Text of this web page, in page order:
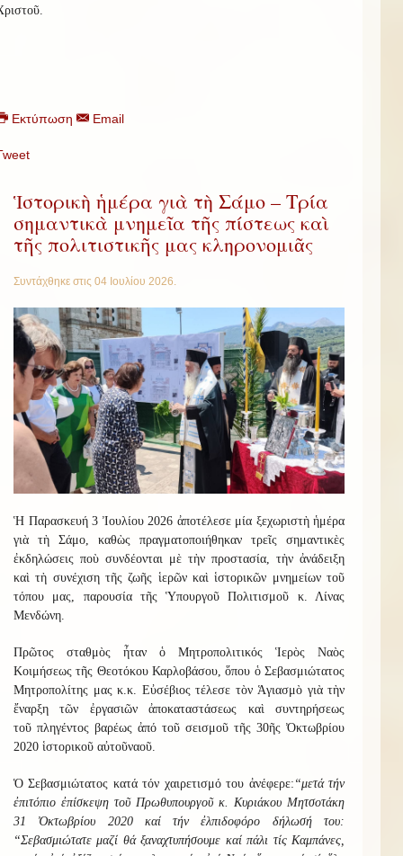
Εκτύπωση Email
Ἱστορικὴ ἡμέρα γιὰ τὴ Σάμο – Τρία
σημαντικὰ μνημεῖα τῆς πίστεως καὶ
τῆς πολιτιστικῆς μας κληρονομιᾶς
Συντάχθηκε στις 04 Ιουλίου 2026.
Ἡ Παρασκευή 3 Ἰουλίου 2026 ἀποτέλεσε μία ξεχωριστὴ ἡμέρα
γιὰ τὴ Σάμο, καθὼς πραγματοποιήθηκαν τρεῖς σημαντικὲς
ἐκδηλώσεις ποὺ συνδέονται μὲ τὴν προστασία, τὴν ἀνάδειξη
καὶ τὴ συνέχιση τῆς ζωῆς ἱερῶν καὶ ἱστορικῶν μνημείων τοῦ
τόπου μας, παρουσία τῆς Ὑπουργοῦ Πολιτισμοῦ κ. Λίνας
Μενδώνη.
Πρῶτος σταθμὸς ἦταν ὁ Μητροπολιτικός Ἱερὸς Ναὸς
Κοιμήσεως τῆς Θεοτόκου Καρλοβάσου, ὅπου ὁ Σεβασμιώτατος
Μητροπολίτης μας κ.κ. Εὐσέβιος τέλεσε τὸν Ἁγιασμὸ γιὰ τὴν
ἔναρξη τῶν ἐργασιῶν ἀποκαταστάσεως καὶ συντηρήσεως
τοῦ πληγέντος βαρέως ἀπό τοῦ σεισμοῦ τῆς 30ῆς Ὀκτωβρίου
2020 ἱστορικοῦ αὐτοῦναοῦ.
Ὁ Σεβασμιώτατος κατά τόν χαιρετισμό του ἀνέφερε: “μετά τήν
ἐπιτόπιο ἐπίσκεψη τοῦ Πρωθυπουργοῦ κ. Κυριάκου Μητσοτάκη
31 Ὀκτωβρίου 2020 καί τήν ἐλπιδοφόρο δήλωσή του:
“Σεβασμιώτατε μαζί θά ξαναχτυπήσουμε καί πάλι τίς Καμπάνες,